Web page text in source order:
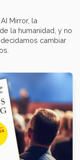
Mirror, la
la humanidad, y no
cambiar